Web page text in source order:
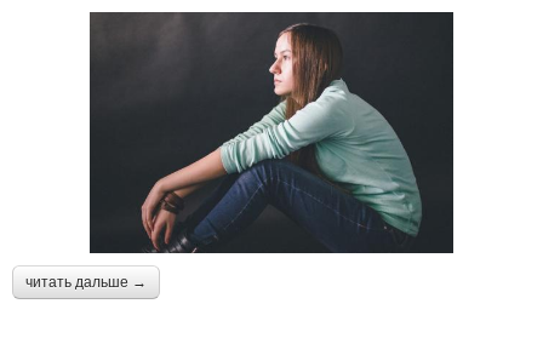
читать дальше →